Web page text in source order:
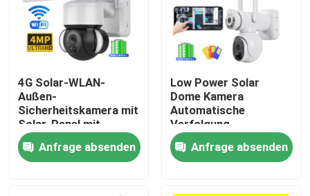
Zu Hause
Produkte
4G Solar-WLAN-
Außen-
Sicherheitskamera mit
Solar-Panel mit
Schall- und Licht-
AlarmAnfrage absenden
Low Power Solar
Dome Kamera
Automatische
Verfolgung
Wasserdichte
Nachtsicht Sicherheit
CCTV Kamera
Anfrage absenden